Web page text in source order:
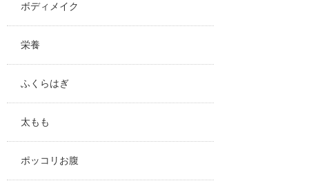
ボディメイク
栄養
ふくらはぎ
太もも
ポッコリお腹